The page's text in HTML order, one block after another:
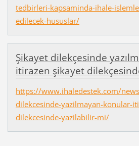
tedbirleri-kapsaminda-ihale-
edilecek-hususlar/
Şikayet dilekçesinde
itirazen şikayet
https://www.ihaledestek.com/
dilekcesinde-yazilmayan-konular-
dilekcesinde-yazilabilir-mi/